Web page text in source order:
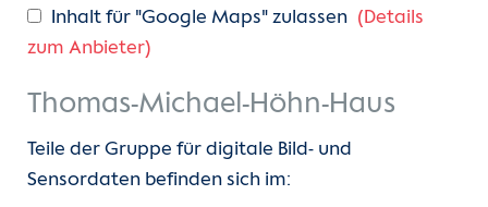
Inhalt für "Google Maps" zulassen (Details
zum Anbieter)
Thomas-Michael-Höhn-Haus
Teile der Gruppe für digitale Bild- und
Sensordaten befinden sich im: